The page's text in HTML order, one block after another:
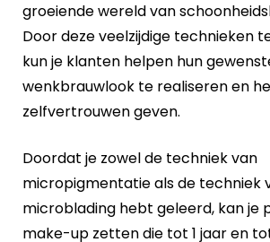
groeiende wereld van
Door deze veelzijdige technieken
kun je klanten helpen hun
wenkbrauwlook te realiseren en
zelfvertrouwen geven.
Doordat je zowel de techniek van
micropigmentatie als de techniek
microblading hebt geleerd, kan je
make-up zetten die tot 1 jaar en